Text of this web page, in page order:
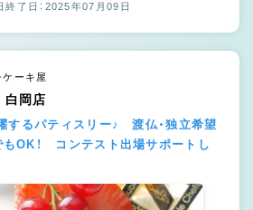
終了日：2025年07月09日
ケーキ屋
岡店
するパティスリー♪ 渡仏・独立希望
OK！ コンテスト出場サポートし